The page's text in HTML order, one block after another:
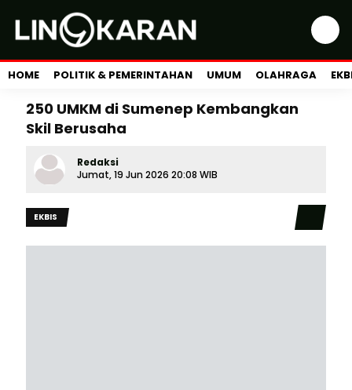
HOME POLITIK & PEMERINTAHAN UMUM OLAHRAGA
250 UMKM di Sumenep Kembangkan
Skil Berusaha
Redaksi
Jumat, 19 Jun 2026 20:08 WIB
EKBIS